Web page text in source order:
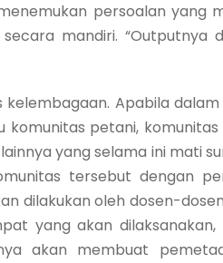
persoalan yang
mandiri. “Outputnya
Apabila
petani,
yang selama ini mati
tersebut dengan
dilakukan oleh dosen-
yang akan
akan membuat